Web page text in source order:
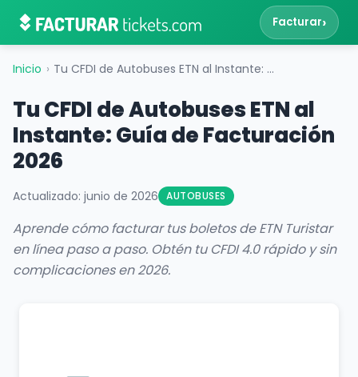
Facturar›
Inicio › Tu CFDI de Autobuses ETN al Instante: Guía de Facturación 2026
Tu CFDI de Autobuses ETN al
Instante: Guía de Facturación
2026
Actualizado: junio de 2026 AUTOBUSES
Aprende cómo facturar tus boletos de ETN Turistar
en línea paso a paso. Obtén tu CFDI 4.0 rápido y sin
complicaciones en 2026.